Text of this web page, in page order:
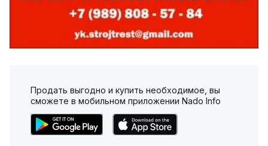
Продать выгодно и купить необходимое, вы
сможете в мобильном приложении Nado Info